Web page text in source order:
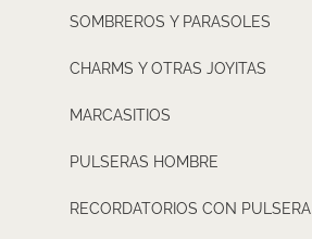
SOMBREROS Y PARASOLES
CHARMS Y OTRAS JOYITAS
MARCASITIOS
PULSERAS HOMBRE
RECORDATORIOS CON PULSERA